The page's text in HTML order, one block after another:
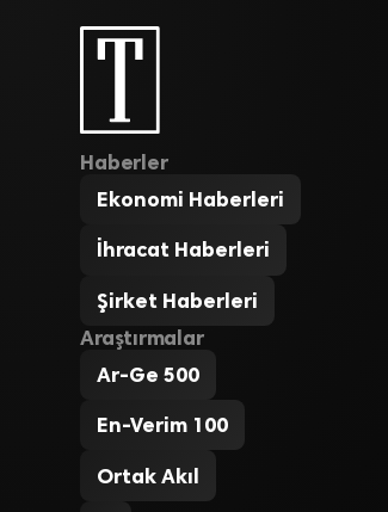
Haberler
Ekonomi Haberleri
İhracat Haberleri
Şirket Haberleri
Araştırmalar
Ar-Ge 500
En-Verim 100
Ortak Akıl